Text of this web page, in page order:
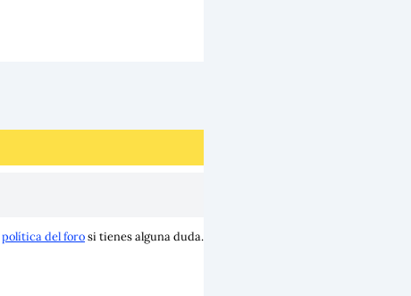
política del forosi tienes alguna duda.